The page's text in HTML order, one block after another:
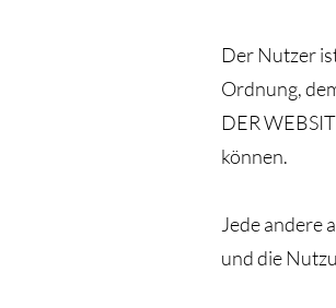
Der Nutzer
Ordnung,
DER
können.
Jede andere
und die